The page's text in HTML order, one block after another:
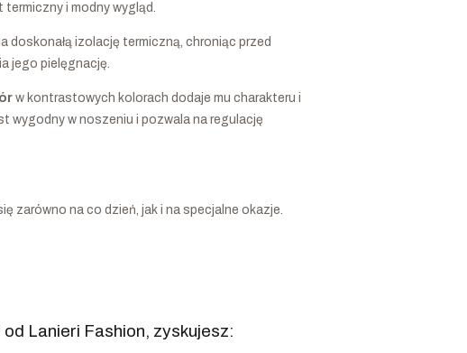
i modny wygląd.
doskonałą izolację termiczną, chroniąc przed
jego pielęgnację.
w kontrastowych kolorach dodaje mu charakteru i
wygodny w noszeniu i pozwala na regulację
zarówno na co dzień, jak i na specjalne okazje.
od Lanieri Fashion, zyskujesz: